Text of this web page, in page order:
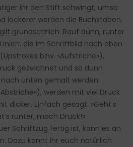
ihr den Stift schwingt, umso
lockerer werden die Buchstaben.
grundsätzlich: Rauf dünn, runter
die im Schriftbild nach oben
bzw. »Aufstriche«),
gezeichnet und so dünn
nach unten gemalt werden
werden mit viel Druck
dicker. Einfach gesagt: »Geht’s
runter, mach Druck!«
Schriftzug fertig ist, kann es an
Dazu könnt ihr euch natürlich